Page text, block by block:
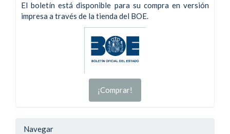
El boletín está disponible para su compra en versión
impresa a través de la tienda del BOE.
¡Comprar!
Navegar